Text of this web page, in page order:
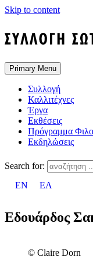
Skip to content
Primary Menu
Συλλογή
Καλλιτέχνες
Έργα
Εκθέσεις
Πρόγραμμα
Εκδηλώσεις
Search for:
EN
ΕΛ
Εδουάρδος
© Claire Dorn